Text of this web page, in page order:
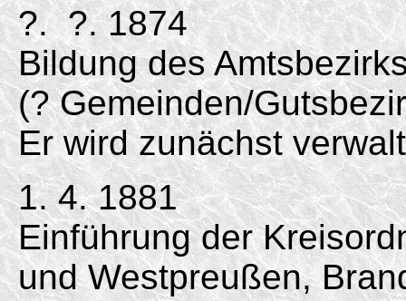
?. ?. 1874
Bildung des
(? Gemeinden/
Er wird zunächst
1. 4. 1881
Einführung der
und Westpreußen,